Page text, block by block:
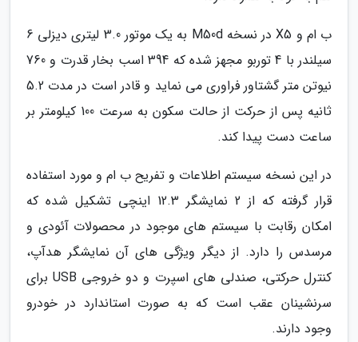
ب ام و X5 در نسخه M50d به یک موتور 3.0 لیتری دیزلی 6
سیلندر با 4 توربو مجهز شده که 394 اسب بخار قدرت و 760
نیوتن متر گشتاور فراوری می نماید و قادر است در مدت 5.2
ثانیه پس از حرکت از حالت سکون به سرعت 100 کیلومتر بر
ساعت دست پیدا کند.
در این نسخه سیستم اطلاعات و تفریح ب ام و مورد استفاده
قرار گرفته که از 2 نمایشگر 12.3 اینچی تشکیل شده که
امکان رقابت با سیستم های موجود در محصولات آئودی و
مرسدس را دارد. از دیگر ویژگی های آن نمایشگر هدآپ،
کنترل حرکتی، صندلی های اسپرت و دو خروجی USB برای
سرنشینان عقب است که به صورت استاندارد در خودرو
وجود دارند.